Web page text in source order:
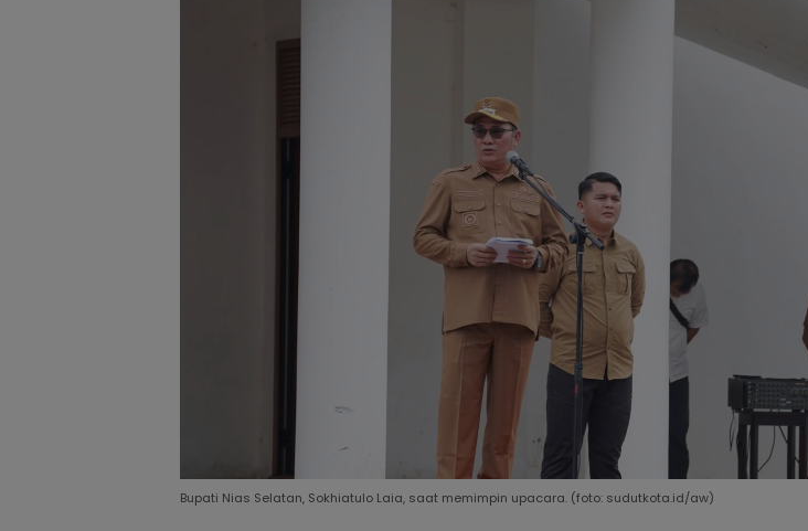
Bupati Nias Selatan, Sokhiatulo Laia, saat memimpin upacara. (foto: sudutkota.id/aw)